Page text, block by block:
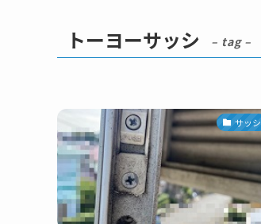
トーヨーサッシ – tag –
サッシ